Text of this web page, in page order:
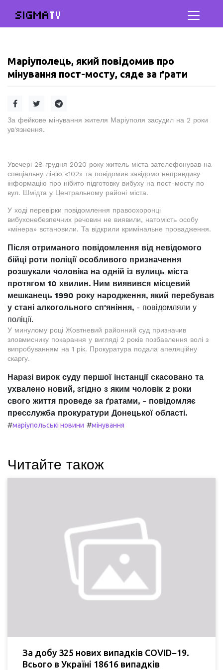
SIGMATV
Маріуполець, який повідомив про
мінування пост-мосту, сяде за ґрати
За фейкове мінування жителя Маріуполя засудил на 2 роки
ув'язнення.
Увечері 28 грудня 2020 року житель міста зателефонував на
спеціальну лінію «102» та повідомив завідомо неправдиву
інформацію про нібито підготовку вибуху на пост-мосту по
вул. Шмідта у Центральному районі міста.
У ході перевірки повідомлення правоохоронці
вибухонебезпечних речовин не виявили, натомість особу
«мінера» встановили. Та відкрили кримінальне провадження.
Після отриманого повідомлення від невідомого
бійці роти поліції особливого призначення
розшукали чоловіка на одній із вулиць міста
протягом 10 хвилин. Ним виявився місцевий
мешканець 1990 року народження, який перебував
у стані алкогольного сп'яніння, - повідомляли у
поліції.
У минулому році Жовтневий районний суд призначив
зловмиснику покарання у вигляді 2 років позбавлення волі з
випробуванням на 1 рік. Прокуратура подала апеляційну
скаргу.
Наразі вирок суду першої інстанції скасовано та
ухвалено новий, згідно з яким чоловік 2 роки
свого життя проведе за ґратами, - повідомляє
пресслужба прокуратури Донецької області.
#маріупольські новини #мінування
Читайте також
За добу 325 нових випадків COVID−19.
Всього в Україні 18616 випадків